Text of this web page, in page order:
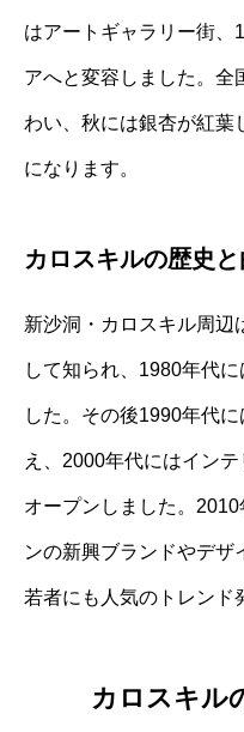
はアートギャラリー街、
アへと変容しました。全
わい、秋には銀杏が紅葉
になります。
カロスキルの歴史
新沙洞・カロスキル周辺
して知られ、1980年代
した。その後1990年代
え、2000年代にはイン
オープンしました。
ンの新興ブランドやデザ
若者にも人気のトレンド
カロスキル